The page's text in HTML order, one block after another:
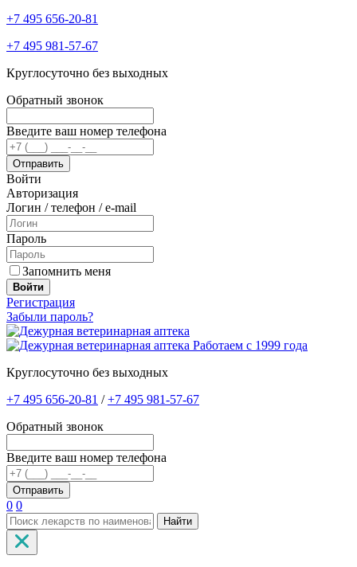
+7 495 656-20-81
+7 495 981-57-67
Круглосуточно без выходных
Обратный звонок
Введите ваш номер телефона
Войти
Авторизация
Логин / телефон / e-mail
Пароль
Запомнить меня
Войти
Регистрация
Забыли пароль?
Работаем с 1999 года
Круглосуточно без выходных
+7 495 656-20-81 /+7 495 981-57-67
Обратный звонок
Введите ваш номер телефона
0 0
Найти